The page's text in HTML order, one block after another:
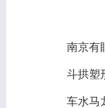
南京有
斗拱塑
车水马